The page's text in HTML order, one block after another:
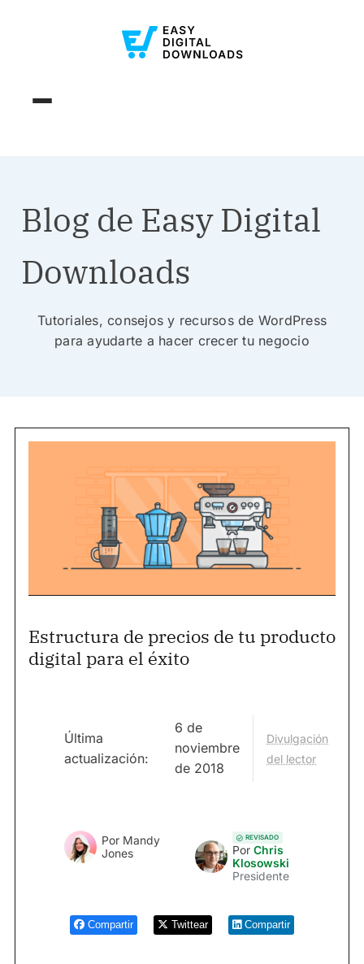
Blog de Easy Digital
Downloads
Tutoriales, consejos y recursos de WordPress
para ayudarte a hacer crecer tu negocio
Estructura de precios de tu producto
digital para el éxito
Última
actualización:
6 de
noviembre
de 2018
Divulgación
del lector
Por Mandy
Jones
REVISADO
Por Chris
Klosowski
Presidente
Compartir Twittear Compartir